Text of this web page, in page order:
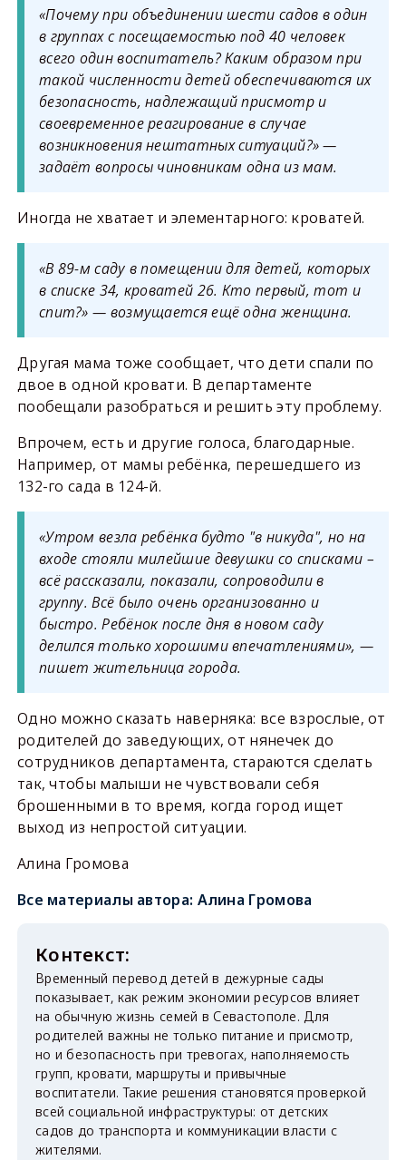
«Почему при объединении шести садов в один
в группах с посещаемостью под 40 человек
всего один воспитатель? Каким образом при
такой численности детей обеспечиваются их
безопасность, надлежащий присмотр и
своевременное реагирование в случае
возникновения нештатных ситуаций?» —
задаёт вопросы чиновникам одна из мам.
Иногда не хватает и элементарного: кроватей.
«В 89-м саду в помещении для детей, которых
в списке 34, кроватей 26. Кто первый, тот и
спит?» — возмущается ещё одна женщина.
Другая мама тоже сообщает, что дети спали по
двое в одной кровати. В департаменте
пообещали разобраться и решить эту проблему.
Впрочем, есть и другие голоса, благодарные.
Например, от мамы ребёнка, перешедшего из
132-го сада в 124-й.
«Утром везла ребёнка будто "в никуда", но на
входе стояли милейшие девушки со списками –
всё рассказали, показали, сопроводили в
группу. Всё было очень организованно и
быстро. Ребёнок после дня в новом саду
делился только хорошими впечатлениями», —
пишет жительница города.
Одно можно сказать наверняка: все взрослые, от
родителей до заведующих, от нянечек до
сотрудников департамента, стараются сделать
так, чтобы малыши не чувствовали себя
брошенными в то время, когда город ищет
выход из непростой ситуации.
Алина Громова
Все материалы автора: Алина Громова
Временный перевод детей в дежурные сады
показывает, как режим экономии ресурсов влияет
на обычную жизнь семей в Севастополе. Для
родителей важны не только питание и присмотр,
но и безопасность при тревогах, наполняемость
групп, кровати, маршруты и привычные
воспитатели. Такие решения становятся проверкой
всей социальной инфраструктуры: от детских
садов до транспорта и коммуникации власти с
жителями.